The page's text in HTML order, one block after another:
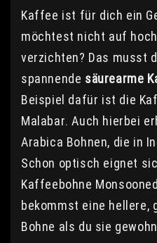
Kaffee ist für dich ein
möchtest nicht auf
verzichten? Das musst
spannende säurearme
Beispiel dafür ist die
Malabar. Auch hierbei
Arabica Bohnen, die in
Schon optisch eignet
Kaffeebohne
bekommst eine hellere,
Bohne als du sie